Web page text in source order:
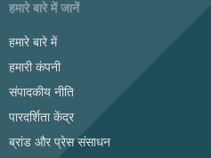
हमारे बारे में जानें
हमारे बारे में
हमारी कंपनी
संपादकीय नीति
पारदर्शिता केंद्र
ब्रांड और प्रेस संसाधन